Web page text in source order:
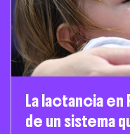
La lactancia
de un sistema